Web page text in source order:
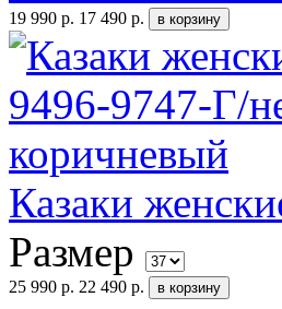
19 990 р. 17 490 р.
Казаки
Размер
25 990 р. 22 490 р.